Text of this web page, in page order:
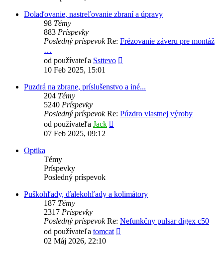
Dolaďovanie, nastreľovanie zbraní a úpravy
98 Témy
883 Príspevky
Posledný príspevokRe: Frézovanie záveru pre montáž
…
od používateľa Ssttevo
10 Feb 2025, 15:01
Puzdrá na zbrane, príslušenstvo a iné...
204 Témy
5240 Príspevky
Posledný príspevokRe: Púzdro vlastnej výroby
od používateľa Jack
07 Feb 2025, 09:12
Optika
Témy
Príspevky
Posledný príspevok
Puškohľady, ďalekohľady a kolimátory
187 Témy
2317 Príspevky
Posledný príspevokRe: Nefunkčny pulsar digex c50
od používateľa tomcat
02 Máj 2026, 22:10